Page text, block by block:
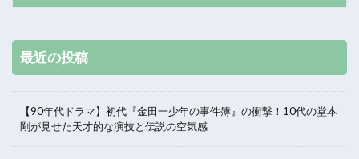
最近の投稿
【90年代ドラマ】初代『金田一少年の事件簿』の衝撃！10代の堂本
剛が見せた天才的な演技と伝説の空気感